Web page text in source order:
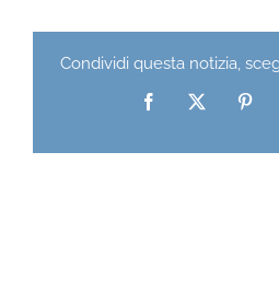
Condividi questa notizia,
Facebook
X